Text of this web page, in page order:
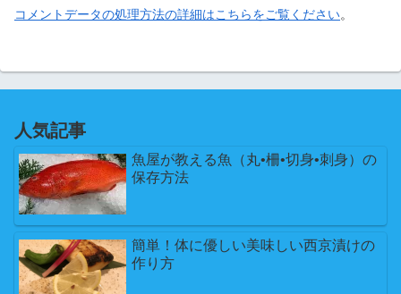
コメントデータの処理方法の詳細はこちらをご覧ください。
人気記事
魚屋が教える魚（丸•柵•切身•刺身）の
保存方法
簡単！体に優しい美味しい西京漬けの
作り方